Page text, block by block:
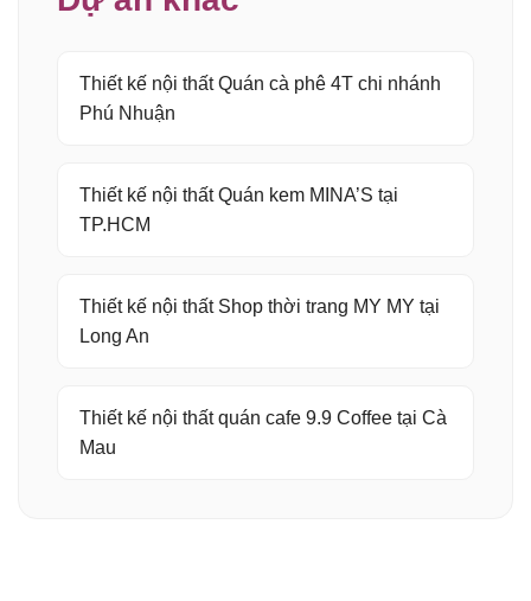
Thiết kế nội thất Quán cà phê 4T chi nhánh
Phú Nhuận
Thiết kế nội thất Quán kem MINA’S tại
TP.HCM
Thiết kế nội thất Shop thời trang MY MY tại
Long An
Thiết kế nội thất quán cafe 9.9 Coffee tại Cà
Mau